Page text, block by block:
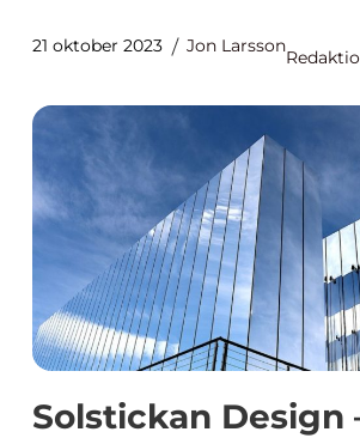
21 oktober 2023 Jon Larsson
Solstickan Design